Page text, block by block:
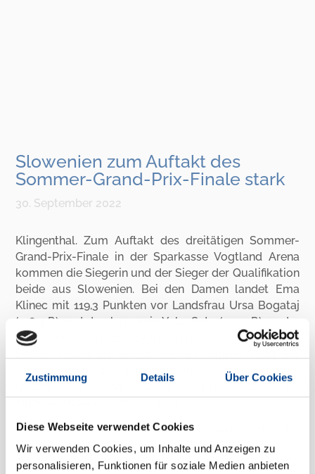
Zustimmung Details Über Cookies
Diese Webseite verwendet Cookies
Wir verwenden Cookies, um Inhalte und Anzeigen zu
personalisieren, Funktionen für soziale Medien anbieten
Slowenien zum Auftakt des
Sommer-Grand-Prix-Finale stark
30. September 2022
Klingenthal. Zum Auftakt des dreitätigen Sommer-
Grand-Prix-Finale in der Sparkasse Vogtland Arena
kommen die Siegerin und der Sieger der Qualifikation
beide aus Slowenien. Bei den Damen landet Ema
Klinec mit 119,3 Punkten vor Landsfrau Ursa Bogataj
(118,4 P.) und der Japanerin Yuka Seto (115,4 P.) an der
Spitze. Als beste DSV-Starterin reiht sich die Sächsin
VSC-Athletin Lia Böhme verpasst als 41. die
Qualifikation und somit einen Start im
Im Klassement der Herren sichert sich am
Freitagabend Anze Lanisek (141,3 P.) Platz eins in der
Qualifikation. Hinter ihm kommt Giovanni Bresadola